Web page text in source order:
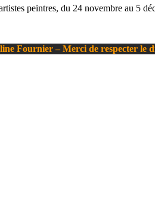
peintres, du 24 novembre au 5
Fournier – Merci de respecter le